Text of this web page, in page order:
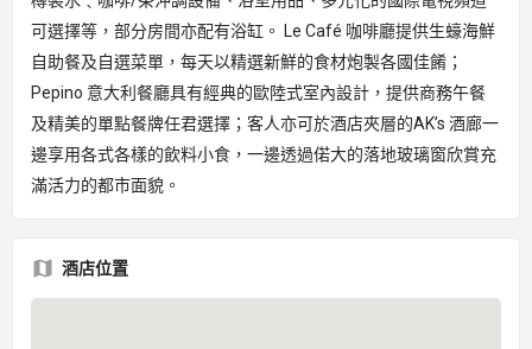
可選擇等，部分房間亦配有浴缸。 Le Café 咖啡廳提供生蠔海鮮
自助餐及自選菜單，每天以精選新鮮的食材炮製各國佳餚；
Pepino 意大利餐廳具有經典的歐陸式室內設計，提供商務午餐
及精美的單點餐牌任君選擇；客人亦可於酒店夾層的AK’s 酒廊一
邊享用各式各樣的飲料小食，一邊透過偌大的落地玻璃窗欣賞充
滿活力的都市面貌。
酒店位置